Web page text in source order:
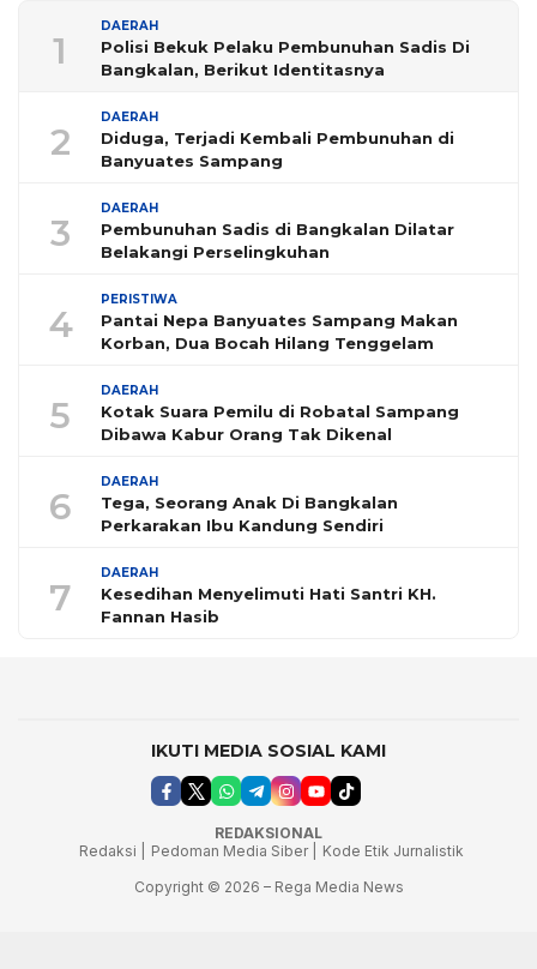
1
DAERAH
Polisi Bekuk Pelaku Pembunuhan Sadis Di
Bangkalan, Berikut Identitasnya
2
DAERAH
Diduga, Terjadi Kembali Pembunuhan di
Banyuates Sampang
3
DAERAH
Pembunuhan Sadis di Bangkalan Dilatar
Belakangi Perselingkuhan
4
PERISTIWA
Pantai Nepa Banyuates Sampang Makan
Korban, Dua Bocah Hilang Tenggelam
5
DAERAH
Kotak Suara Pemilu di Robatal Sampang
Dibawa Kabur Orang Tak Dikenal
6
DAERAH
Tega, Seorang Anak Di Bangkalan
Perkarakan Ibu Kandung Sendiri
7
DAERAH
Kesedihan Menyelimuti Hati Santri KH.
Fannan Hasib
IKUTI MEDIA SOSIAL KAMI
REDAKSIONAL
Redaksi |
Pedoman Media Siber |
Kode Etik Jurnalistik
Copyright © 2026 – Rega Media News